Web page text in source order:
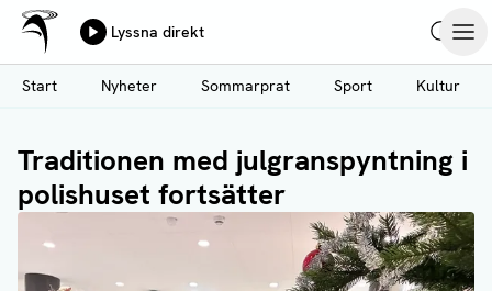
Hoppa
till
huvudinnehåll
Ålands Radio & TV
Lyssna direkt
Start
Nyheter Sommarprat Sport Kultur
Traditionen med julgranspyntning i
polishuset fortsätter